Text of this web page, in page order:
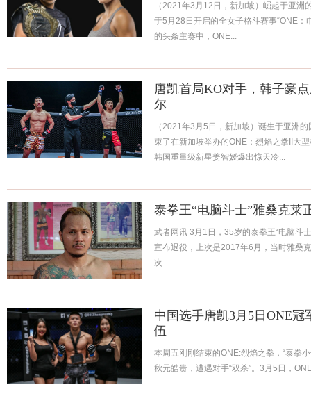
（2021年3月12日，新加坡）崛起于亚
于5月28日开启的全女子格斗赛事“ONE：
的头条主赛中，ONE...
唐凯首局KO对手，韩子豪
尔
（2021年3月5日，新加坡）诞生于亚洲
束了在新加坡举办的ONE：烈焰之拳II大
韩国重量级新星姜智媛爆出惊天冷...
泰拳王“电脑斗士”雅桑克莱
武者网讯 3月1日，35岁的泰拳王“电脑斗
宣布退役，上次是2017年6月，当时雅桑
次...
中国选手唐凯3月5日ONE
伍
本周五刚刚结束的ONE:烈焰之拳，“泰拳
秋元皓贵，遭遇对手“双杀”。3月5日，